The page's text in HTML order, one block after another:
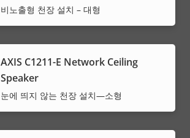
비노출형 천장 설치 – 대형
AXIS C1211-E Network Ceiling
Speaker
눈에 띄지 않는 천장 설치—소형